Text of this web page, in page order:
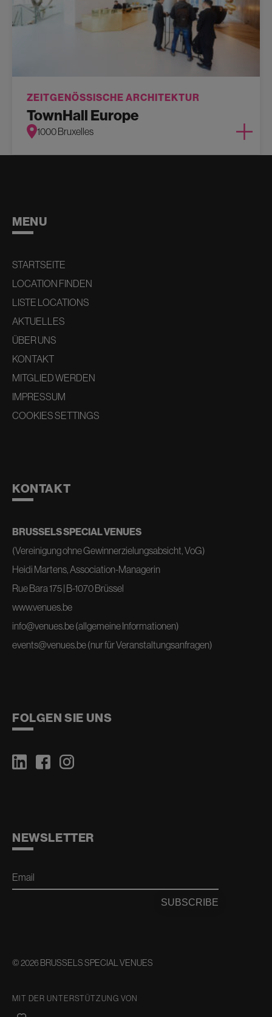
ZEITGENÖSSISCHE ARCHITEKTUR
TownHall Europe
1000 Bruxelles
MENU
STARTSEITE
LOCATION FINDEN
LISTE LOCATIONS
AKTUELLES
ÜBER UNS
KONTAKT
MITGLIED WERDEN
IMPRESSUM
COOKIES SETTINGS
KONTAKT
BRUSSELS SPECIAL VENUES
(Vereinigung ohne Gewinnerzielungsabsicht, VoG)
Heidi Martens, Association-Managerin
Rue Bara 175 | B-1070 Brüssel
www.venues.be
info@venues.be(allgemeine Informationen)
events@venues.be(nur für Veranstaltungsanfragen)
FOLGEN SIE UNS
NEWSLETTER
Email
SUBSCRIBE
© 2026 BRUSSELS SPECIAL VENUES
MIT DER UNTERSTÜTZUNG VON